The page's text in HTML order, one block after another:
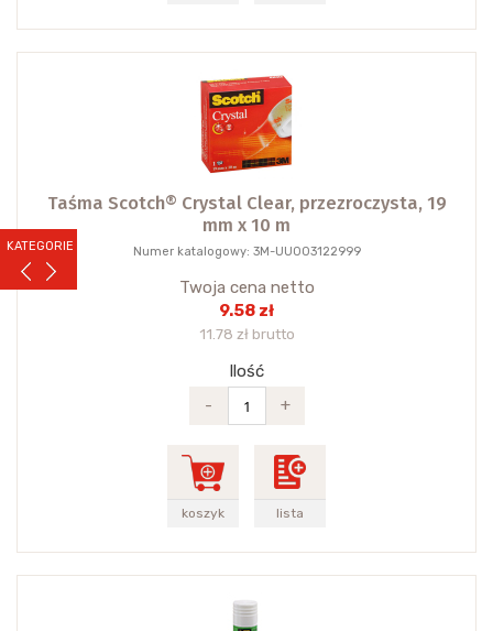
KATEGORIE
Taśma Scotch® Crystal Clear, przezroczysta, 19
mm x 10 m
Numer katalogowy: 3M-UU003122999
Twoja cena netto
9.58 zł
11.78 zł brutto
Ilość
-
+
koszyk lista